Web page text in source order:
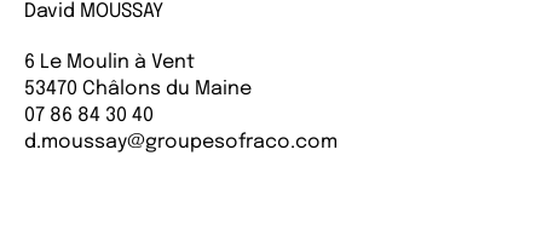
David MOUSSAY
6 Le Moulin à Vent
53470 Châlons du Maine
07 86 84 30 40
d.moussay@groupesofraco.com